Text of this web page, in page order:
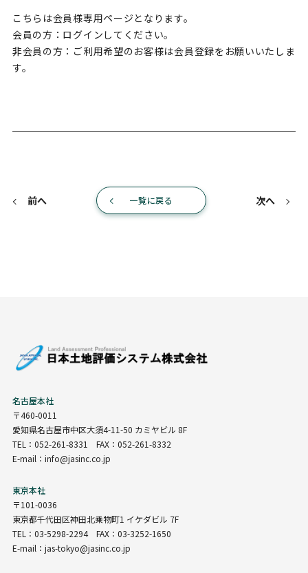
こちらは会員様専用ページとなります。
会員の方：ログインしてください。
非会員の方：ご利用希望のお客様は会員登録をお願いいたしま
す。
前へ 一覧に戻る 次へ
名古屋本社
〒460-0011
愛知県名古屋市中区大須4-11-50 カミヤビル 8F
TEL：052-261-8331 FAX：052-261-8332
E-mail：info@jasinc.co.jp
東京本社
〒101-0036
東京都千代田区神田北乗物町1 イケダビル 7F
TEL：03-5298-2294 FAX：03-3252-1650
E-mail：jas-tokyo@jasinc.co.jp